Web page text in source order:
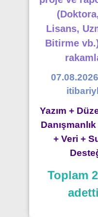
Lisans,
Bitirme
Yazım +
+ Veri +
Toplam